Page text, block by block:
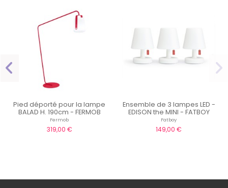
Pied déporté pour la lampe
BALAD H. 190cm - FERMOB
Fermob
319,00 €
Ensemble de 3 lampes LED -
EDISON the MINI - FATBOY
Fatboy
149,00 €